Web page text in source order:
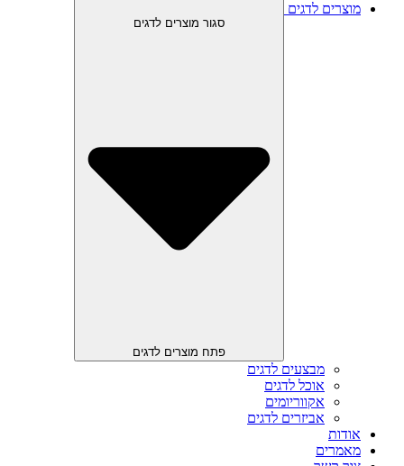
מוצרים לדגים
סגור מוצרים לדגים
פתח מוצרים לדגים
מבצעים לדגים
אוכל לדגים
אקווריומים
אביזרים לדגים
אודות
מאמרים